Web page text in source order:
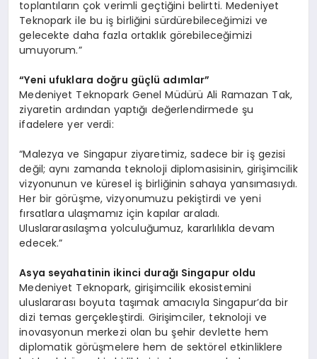
toplantıların çok verimli geçtiğini belirtti. Medeniyet
Teknopark ile bu iş birliğini sürdürebileceğimizi ve
gelecekte daha fazla ortaklık görebileceğimizi
umuyorum.”
“Yeni ufuklara doğru güçlü adımlar”
Medeniyet Teknopark Genel Müdürü Ali Ramazan Tak,
ziyaretin ardından yaptığı değerlendirmede şu
ifadelere yer verdi:
“Malezya ve Singapur ziyaretimiz, sadece bir iş gezisi
değil; aynı zamanda teknoloji diplomasisinin, girişimcilik
vizyonunun ve küresel iş birliğinin sahaya yansımasıydı.
Her bir görüşme, vizyonumuzu pekiştirdi ve yeni
fırsatlara ulaşmamız için kapılar araladı.
Uluslararasılaşma yolculuğumuz, kararlılıkla devam
edecek.”
Asya seyahatinin ikinci durağı Singapur oldu
Medeniyet Teknopark, girişimcilik ekosistemini
uluslararası boyuta taşımak amacıyla Singapur’da bir
dizi temas gerçekleştirdi. Girişimciler, teknoloji ve
inovasyonun merkezi olan bu şehir devlette hem
diplomatik görüşmelere hem de sektörel etkinliklere